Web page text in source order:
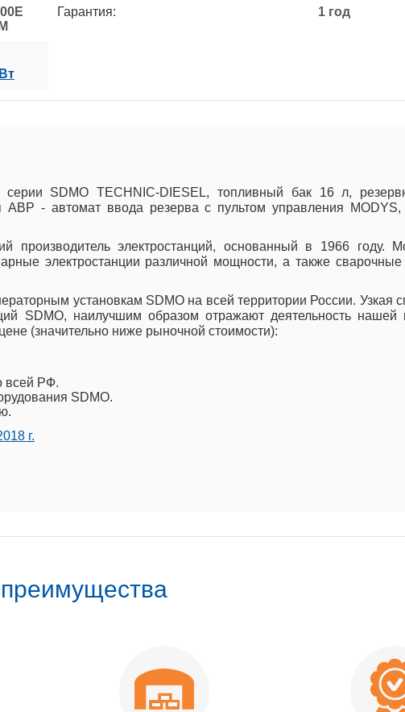
Гарантия: 1 год
серии SDMO TECHNIC-DIESEL, топливный бак 16 л,
- автомат ввода резерва с пультом управления
производитель электростанций, основанный в 1966 году.
электростанции различной мощности, а также
установкам SDMO на всей территории России. Узкая
SDMO, наилучшим образом отражают деятельность
(значительно ниже рыночной стоимости):
всей РФ.
SDMO.
г.